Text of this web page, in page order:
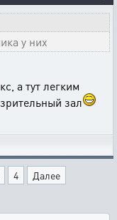
у них
а тут легким
зал
4 Далее